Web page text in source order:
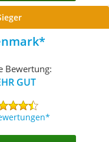
Bewertung:
GUT